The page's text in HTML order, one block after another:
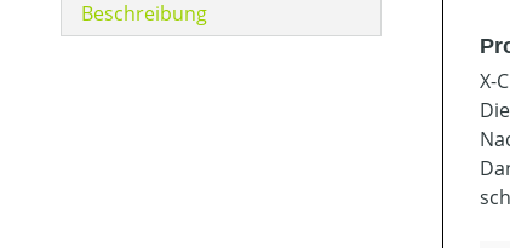
Beschreibung
X-